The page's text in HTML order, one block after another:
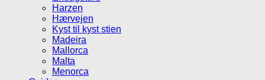
Harzen
Hærvejen
Kyst til kyst stien
Madeira
Mallorca
Malta
Menorca